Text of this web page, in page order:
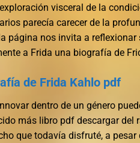
visceral de la
parecía carecer de la
página nos invita a
a Frida una biografía de
de Frida Kahlo pdf
dentro de un género
más libro pdf descargar del
que todavía disfruté, a